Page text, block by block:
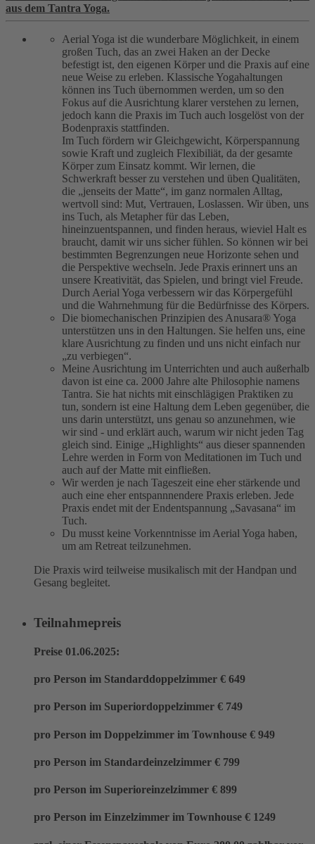
aus dem Tantra Yoga.
Aerial Yoga ist die wunderbare Möglichkeit, in einem
großen Tuch, das an zwei Haken an der Decke
befestigt ist, den eigenen Körper und die Praxis auf eine
neue Weise zu erleben. Klassische Yogahaltungen
können ins Tuch übernommen werden, um so den
Fokus auf die Ausrichtung klarer verstehen zu lernen,
jedoch kann die Praxis im Tuch auch losgelöst von der
Bodenpraxis stattfinden.
Im Tuch fördern wir Gleichgewicht, Körperspannung
sowie Kraft und zugleich Flexibiliät, da der gesamte
Körper zum Einsatz kommt. Wir lernen, die
Schwerkraft besser zu verstehen und üben Qualitäten,
die „jenseits der Matte“, im ganz normalen Alltag,
wertvoll sind: Mut, Vertrauen, Loslassen. Wir üben, uns
ins Tuch, als Metapher für das Leben,
hineinzuentspannen, und finden heraus, wieviel Halt es
braucht, damit wir uns sicher fühlen. So können wir bei
bestimmten Begrenzungen neue Horizonte sehen und
die Perspektive wechseln. Jede Praxis erinnert uns an
unsere Kreativität, das Spielen, und bringt viel Freude.
Durch Aerial Yoga verbessern wir das Körpergefühl
und die Wahrnehmung für die Bedürfnisse des Körpers.
Die biomechanischen Prinzipien des Anusara® Yoga
unterstützen uns in den Haltungen. Sie helfen uns, eine
klare Ausrichtung zu finden und uns nicht einfach nur
„zu verbiegen“.
Meine Ausrichtung im Unterrichten und auch außerhalb
davon ist eine ca. 2000 Jahre alte Philosophie namens
Tantra. Sie hat nichts mit einschlägigen Praktiken zu
tun, sondern ist eine Haltung dem Leben gegenüber, die
uns darin unterstützt, uns genau so anzunehmen, wie
wir sind - und erklärt auch, warum wir nicht jeden Tag
gleich sind. Einige „Highlights“ aus dieser spannenden
Lehre werden in Form von Meditationen im Tuch und
auch auf der Matte mit einfließen.
Wir werden je nach Tageszeit eine eher stärkende und
auch eine eher entspannnendere Praxis erleben. Jede
Praxis endet mit der Endentspannung „Savasana“ im
Tuch.
Du musst keine Vorkenntnisse im Aerial Yoga haben,
um am Retreat teilzunehmen.
Die Praxis wird teilweise musikalisch mit der Handpan und
Gesang begleitet.
Teilnahmepreis
Preise 01.06.2025:
pro Person im Standarddoppelzimmer € 649
pro Person im Superiordoppelzimmer € 749
pro Person im Doppelzimmer im Townhouse € 949
pro Person im Standardeinzelzimmer € 799
pro Person im Superioreinzelzimmer € 899
pro Person im Einzelzimmer im Townhouse € 1249